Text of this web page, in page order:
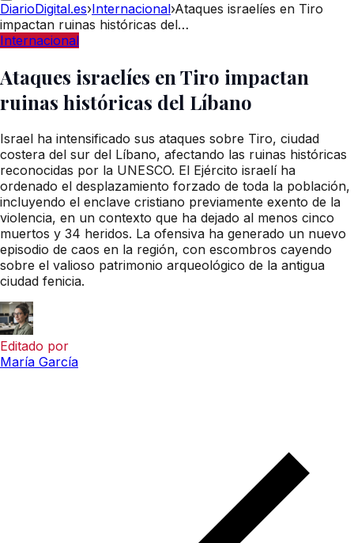
DiarioDigital.es›Internacional›Ataques israelíes en Tiro
impactan ruinas históricas del…
Internacional
Ataques israelíes en Tiro impactan
ruinas históricas del Líbano
Israel ha intensificado sus ataques sobre Tiro, ciudad
costera del sur del Líbano, afectando las ruinas históricas
reconocidas por la UNESCO. El Ejército israelí ha
ordenado el desplazamiento forzado de toda la población,
incluyendo el enclave cristiano previamente exento de la
violencia, en un contexto que ha dejado al menos cinco
muertos y 34 heridos. La ofensiva ha generado un nuevo
episodio de caos en la región, con escombros cayendo
sobre el valioso patrimonio arqueológico de la antigua
ciudad fenicia.
Editado por
María García